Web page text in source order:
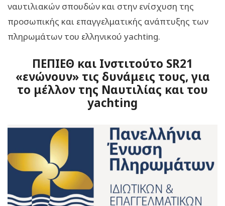
ναυτιλιακών σπουδών και στην ενίσχυση της
προσωπικής και επαγγελματικής ανάπτυξης των
πληρωμάτων του ελληνικού yachting.
ΠΕΠΙΕΘ και Ινστιτούτο SR21
«ενώνουν» τις δυνάμεις τους, για
το μέλλον της Ναυτιλίας και του
yachting